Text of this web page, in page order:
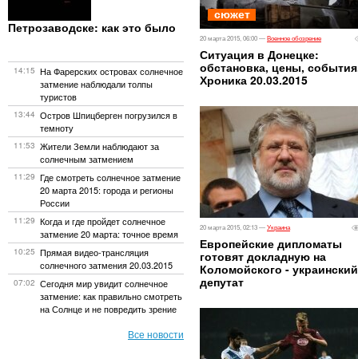
сюжет
20 марта 2015, 06:00 —Военное обозрение
Ситуация в Донецке:
обстановка, цены,
Хроника 20.03.2015
20 марта 2015, 02:13 —Украина
Европейские дипломаты
готовят докладную на
Коломойского - украинский
депутат
Петрозаводске: как это было
14:15 На Фарерских островах солнечное
затмение наблюдали толпы
туристов
13:44 ​Остров Шпицберген погрузился в
темноту
11:53 Жители Земли наблюдают за
солнечным затмением
11:29 Где смотреть солнечное затмение
20 марта 2015: города и регионы
России
11:29 Когда и где пройдет солнечное
затмение 20 марта: точное время
10:25 Прямая видео-трансляция
солнечного затмения 20.03.2015
07:02 Сегодня мир увидит солнечное
затмение: как правильно смотреть
на Солнце и не повредить зрение
Все новости